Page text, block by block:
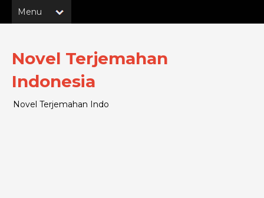
Novel Terjemahan
Indonesia
Novel Terjemahan Indo